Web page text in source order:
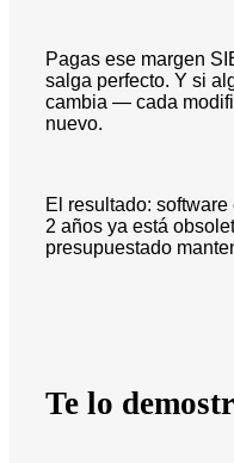
Pagas ese margen
salga perfecto. Y si
cambia — cada
nuevo.
El resultado:
2 años ya está
presupuestado
Te lo